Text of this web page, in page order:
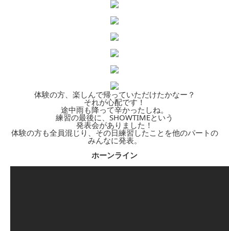
体験の方、楽しんで帰っていただけたかなー？
それが心配です！
途中雨も降って辛かったしね。
練習の最後に、SHOWTIMEという
発表会がありました！
体験の方も全員混じり、その日練習したことを他のパートの
みんなに発表。
ホーンライン